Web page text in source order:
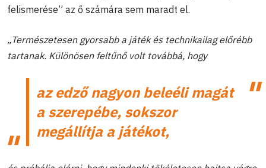
felismerése” az ő számára sem maradt el.
„Természetesen gyorsabb a játék és technikailag előrébb
tartanak. Különösen feltűnő volt továbbá, hogy
az edző nagyon beleéli magát
a szerepébe, sokszor
megállítja a játékot,